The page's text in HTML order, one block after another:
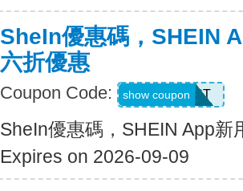
SheIn優惠碼，SHEIN
六折優惠
Coupon Code: D4K6T
show coupon
SheIn優惠碼，SHEIN App新
Expires on 2026-09-09